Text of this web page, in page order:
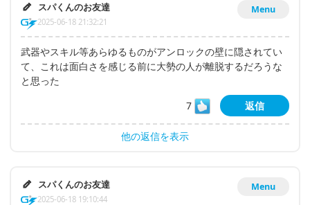
Menu
スパくんのお友達
2025-06-18 21:32:21
武器やスキル等あらゆるものがアンロックの壁に隠されてい
て、これは面白さを感じる前に大勢の人が離脱するだろうな
と思った
7
返信
他の返信を表示
Menu
スパくんのお友達
2025-06-18 19:10:44